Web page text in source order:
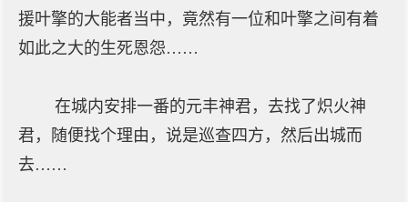
援叶擎的大能者当中，竟然有一位和叶擎之间有着
如此之大的生死恩怨……
在城内安排一番的元丰神君，去找了炽火神
君，随便找个理由，说是巡查四方，然后出城而
去……